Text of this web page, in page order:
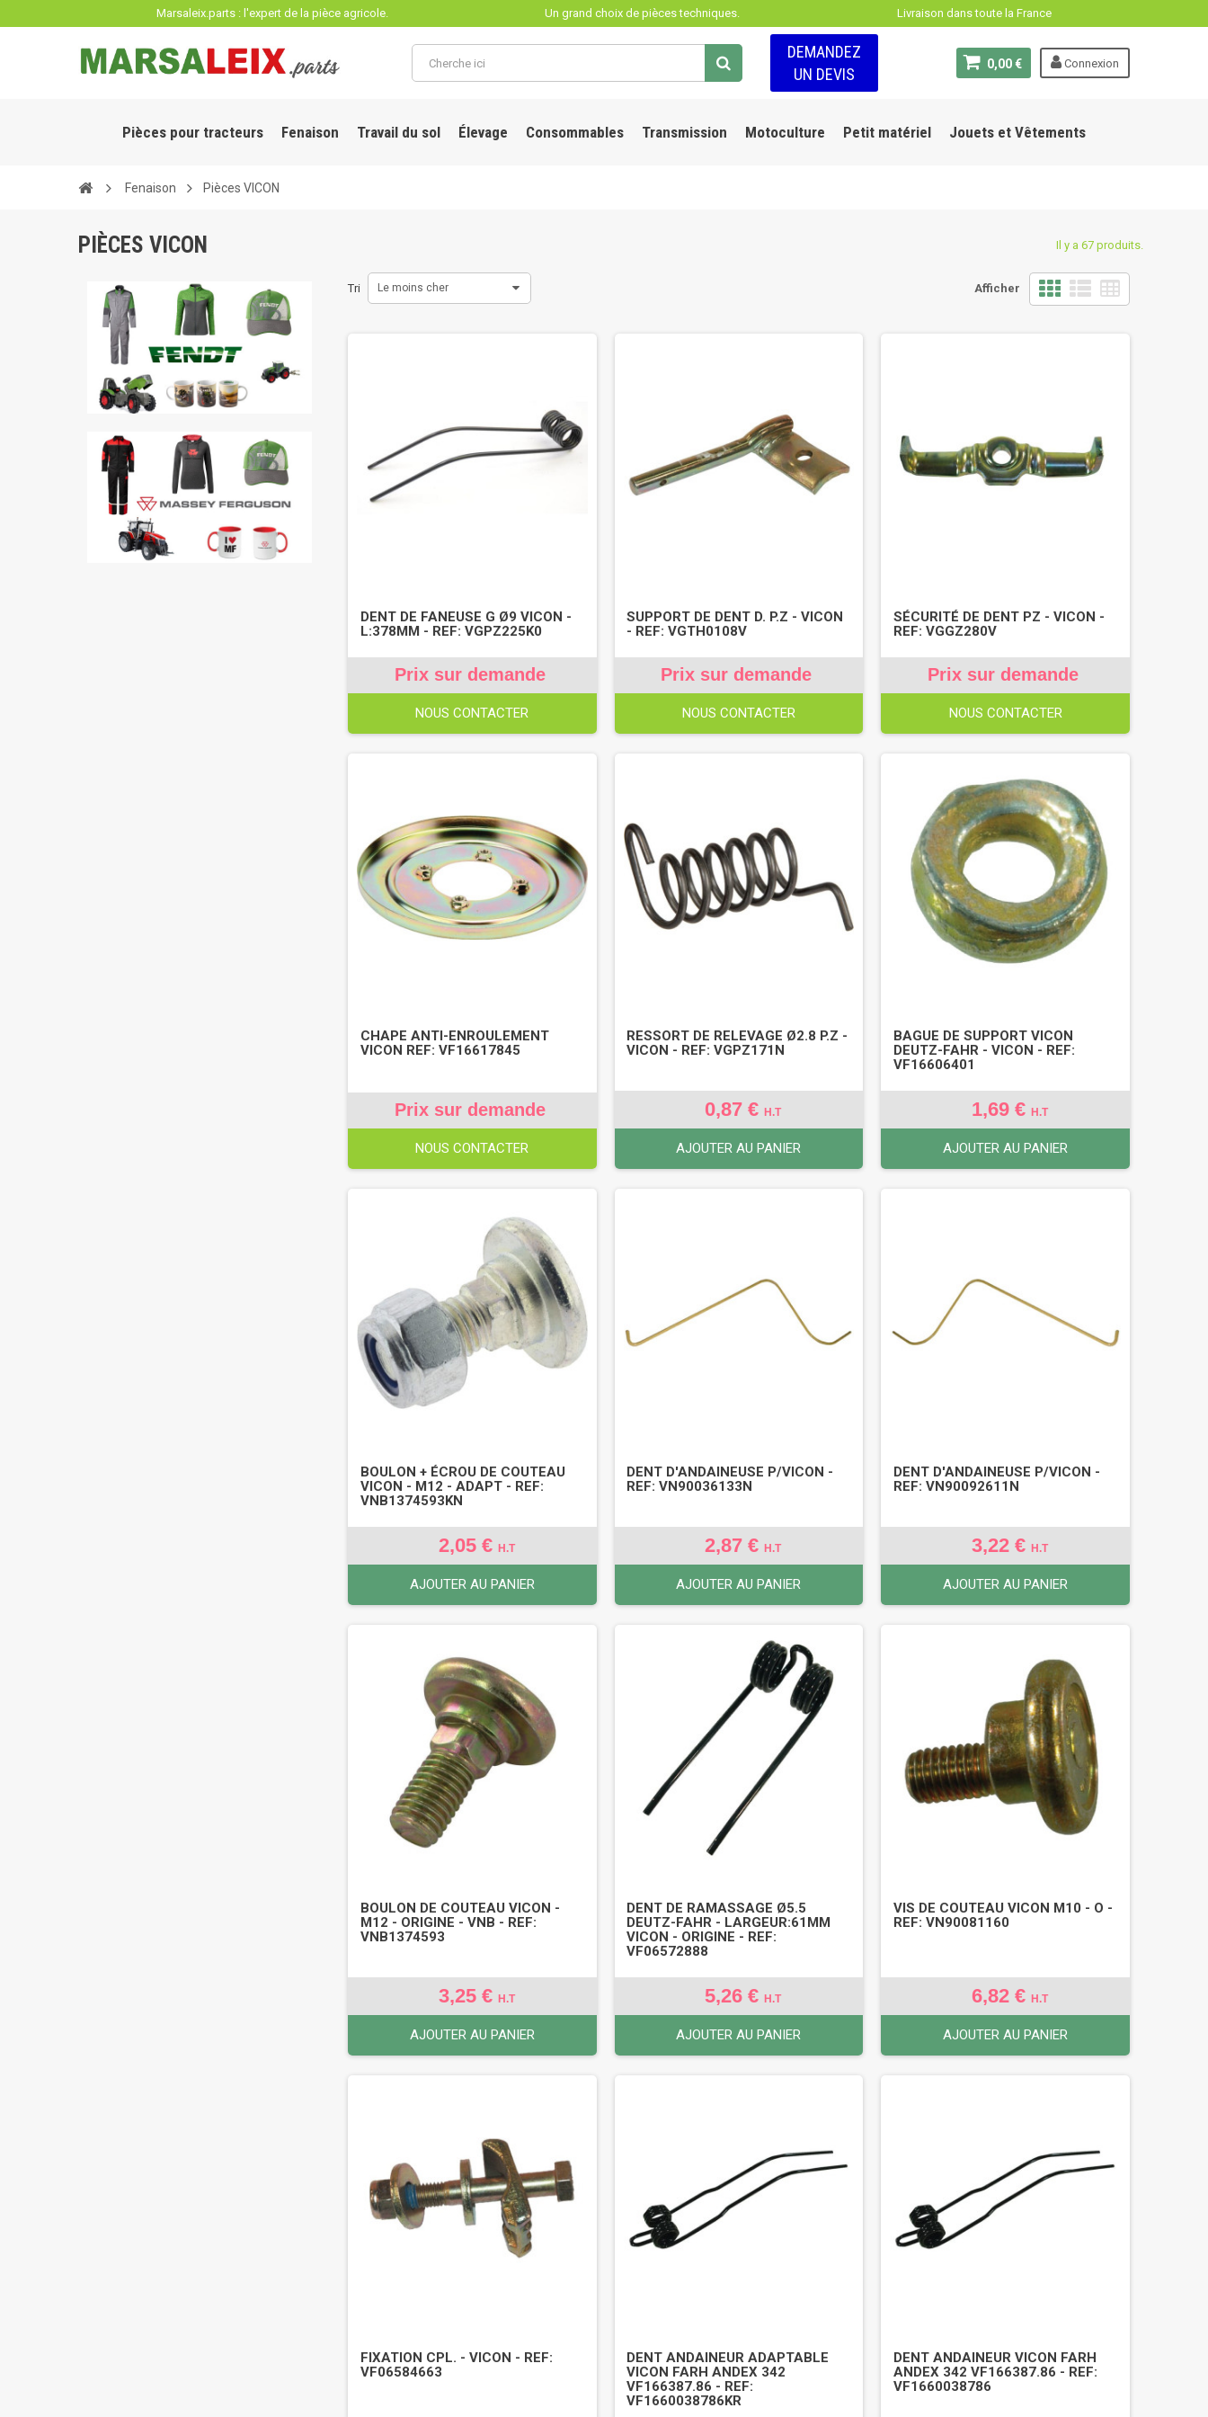
Marsaleix.parts : l'expert de la pièce agricole. Un grand choix de pièces techniques. Livraison dans toute la France
Connexion
0,00 €
DEMANDEZ
UN DEVIS
Pièces pour tracteurs Fenaison Travail du sol Élevage Consommables Transmission Motoculture Petit matériel Jouets et Vêtements
Fenaison Pièces VICON
PIÈCES VICON Il y a 67 produits.
Afficher
Tri Le moins cher
DENT DE FANEUSE G Ø9 VICON -
L:378MM - REF: VGPZ225K0
Prix sur demande
NOUS CONTACTER
SUPPORT DE DENT D. P.Z - VICON
- REF: VGTH0108V
Prix sur demande
NOUS CONTACTER
SÉCURITÉ DE DENT PZ - VICON -
REF: VGGZ280V
Prix sur demande
NOUS CONTACTER
CHAPE ANTI-ENROULEMENT
VICON REF: VF16617845
Prix sur demande
NOUS CONTACTER
RESSORT DE RELEVAGE Ø2.8 P.Z -
VICON - REF: VGPZ171N
0,87 €H.T
AJOUTER AU PANIER
BAGUE DE SUPPORT VICON
DEUTZ-FAHR - VICON - REF:
VF16606401
1,69 €H.T
AJOUTER AU PANIER
BOULON + ÉCROU DE COUTEAU
VICON - M12 - ADAPT - REF:
VNB1374593KN
2,05 € H.T
AJOUTER AU PANIER
DENT D'ANDAINEUSE P/VICON -
REF: VN90036133N
2,87 €H.T
AJOUTER AU PANIER
DENT D'ANDAINEUSE P/VICON -
REF: VN90092611N
3,22 €H.T
AJOUTER AU PANIER
BOULON DE COUTEAU VICON -
M12 - ORIGINE - VNB - REF:
VNB1374593
3,25 € H.T
AJOUTER AU PANIER
DENT DE RAMASSAGE Ø5.5
DEUTZ-FAHR - LARGEUR:61MM
VICON - ORIGINE - REF:
VF06572888
5,26 €H.T
AJOUTER AU PANIER
VIS DE COUTEAU VICON M10 - O -
REF: VN90081160
6,82 €H.T
AJOUTER AU PANIER
FIXATION CPL. - VICON - REF:
VF06584663
DENT ANDAINEUR ADAPTABLE
VICON FARH ANDEX 342
VF166387.86 - REF:
VF1660038786KR
DENT ANDAINEUR VICON FARH
ANDEX 342 VF166387.86 - REF:
VF1660038786
Panneau de gestion des cookies